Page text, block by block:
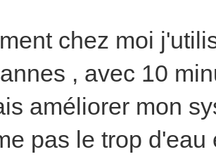
chez moi
, avec 10
améliorer mon
pas le trop